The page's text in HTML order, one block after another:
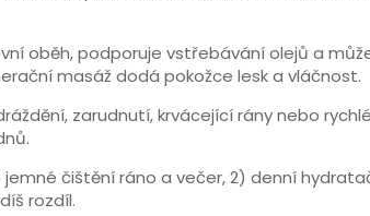
oběh, podporuje vstřebávání olejů a
masáž dodá pokožce lesk a vláčnost.
zarudnutí, krvácející rány nebo
čištění ráno a večer, 2) denní
rozdíl.